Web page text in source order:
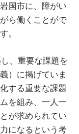
国市に、障がい
ら働くことがで
。
、重要な課題を
）に掲げていま
する重要な課題
を組み、一人一
が求められてい
になるという考